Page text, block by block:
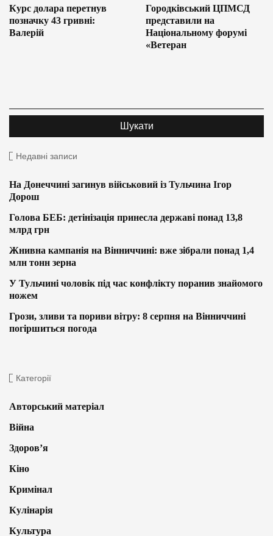
Курс долара перетнув
позначку 43 гривні:
Валерій
Городківський ЦПМСД
представили на
Національному форумі
«Ветеран
Недавні записи
На Донеччині загинув військовий із Тульчина Ігор
Дорош
Голова БЕБ: детінізація принесла державі понад 13,8
млрд грн
Жнивна кампанія на Вінниччині: вже зібрали понад 1,4
млн тонн зерна
У Тульчині чоловік під час конфлікту поранив знайомого
ножем
Грози, зливи та пориви вітру: 8 серпня на Вінниччині
погіршиться погода
Категорії
Авторський матеріал
Війна
Здоров’я
Кіно
Кримінал
Кулінарія
Культура